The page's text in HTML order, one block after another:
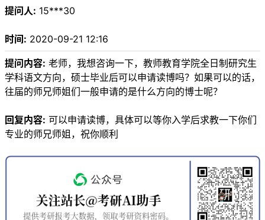
提问人: 15***30
时间: 2020-09-21 12:16
提问内容: 老师，我想咨询一下，教师教育学院全日制研究生
学科语文方向，硕士毕业后可以申请读博吗？如果可以的话，
往届的师兄师姐们一般申请的是什么方向的博士呢？
回复内容: 可以申请读博，具体可以等你入学后求教一下你们
专业的师兄师姐，祝你顺利